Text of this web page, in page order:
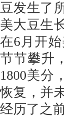
豆发生了
美大豆生
在6月开
节节攀升
1800美分
恢复，并
经历了之